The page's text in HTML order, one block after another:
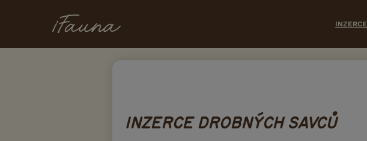
INZERCE
INZERCE DROBNÝCH SAVCŮ